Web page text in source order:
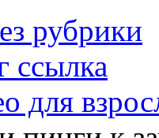
рубрики
ссылка
для